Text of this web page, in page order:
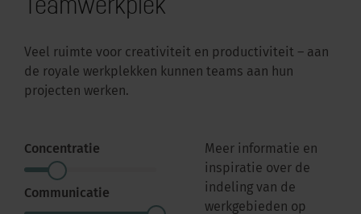
Veel ruimte voor creativiteit en productiviteit – aan
de royale werkplekken kunnen teams aan hun
projecten werken.
Concentratie
Communicatie
Meer informatie en
inspiratie over de
indeling van de
werkgebieden op